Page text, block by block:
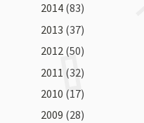
2014 (83)
2013 (37)
2012 (50)
2011 (32)
2010 (17)
2009 (28)